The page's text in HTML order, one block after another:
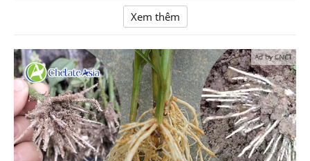
Xem thêm
Ad by CNCT